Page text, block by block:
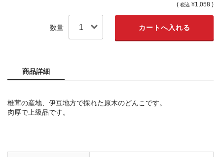
( 税込 ¥1,058 )
数量
商品詳細
椎茸の産地、伊豆地方で採れた原木のどんこです。
肉厚で上級品です。